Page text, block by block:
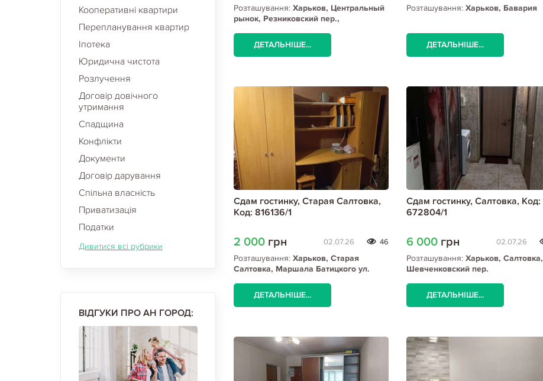
Кооперативні квартири
Перепланування квартир
Іпотека
Юридична чистота
Розлучення
Договір довічного
утримання
Спадщина
Конфлікти
Документи
Договір дарування
Спільна власність
Приватизація
Податки
Дивитися всі рубрики
ВІДГУКИ ПРО АН ГОРОД:
Розташування: Харьков, Центральный
рынок, Резниковский пер.,
ДЕТАЛЬНІШЕ...
Розташування: Харьков, Бавария
ДЕТАЛЬНІШЕ...
Сдам гостинку, Старая Салтовка,
Код: 816136/1
2 000 грн 02.07.26 46
Розташування: Харьков, Старая
Салтовка, Маршала Батицкого ул.
ДЕТАЛЬНІШЕ...
Сдам гостинку, Салтовка, Код:
672804/1
6 000 грн 02.07.26
Розташування: Харьков, Салтовка,
Шевченковский пер.
ДЕТАЛЬНІШЕ...